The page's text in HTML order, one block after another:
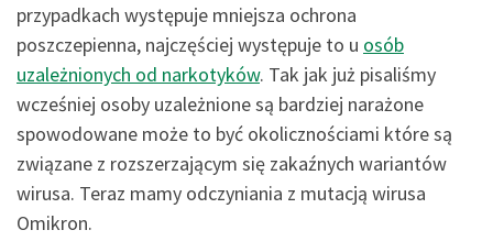
przypadkach występuje mniejsza ochrona
poszczepienna, najczęściej występuje to u osób
uzależnionych od narkotyków. Tak jak już pisaliśmy
wcześniej osoby uzależnione są bardziej narażone
spowodowane może to być okolicznościami które są
związane z rozszerzającym się zakaźnych wariantów
wirusa. Teraz mamy odczyniania z mutacją wirusa
Omikron.